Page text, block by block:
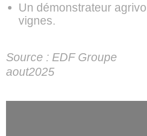
Un démonstrateur
vignes.
Source : EDF
aout2025